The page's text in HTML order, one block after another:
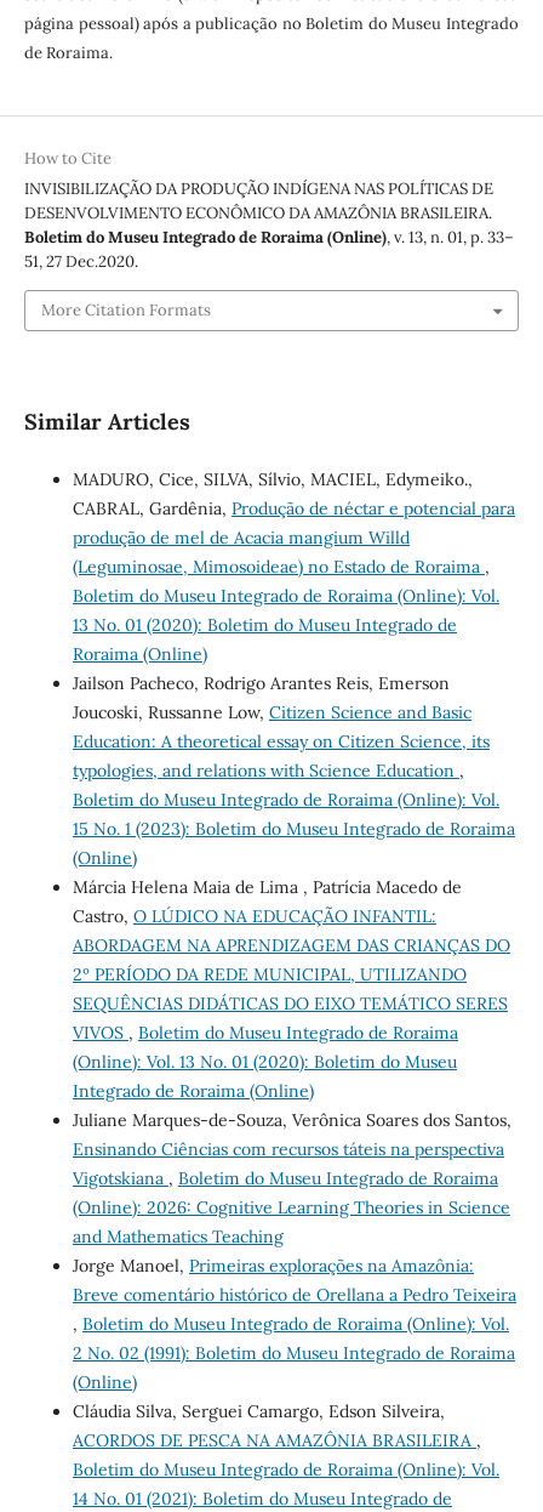
página pessoal) após a publicação no Boletim do Museu Integrado
de Roraima.
How to Cite
INVISIBILIZAÇÃO DA PRODUÇÃO INDÍGENA NAS POLÍTICAS DE
DESENVOLVIMENTO ECONÔMICO DA AMAZÔNIA BRASILEIRA.
Boletim do Museu Integrado de Roraima (Online), v. 13, n. 01, p. 33–
51, 27 Dec.2020.
More Citation Formats
Similar Articles
MADURO, Cice, SILVA, Sílvio, MACIEL, Edymeiko.,
CABRAL, Gardênia, Produção de néctar e potencial para
produção de mel de Acacia mangium Willd
(Leguminosae, Mimosoideae) no Estado de Roraima ,
Boletim do Museu Integrado de Roraima (Online): Vol.
13 No. 01 (2020): Boletim do Museu Integrado de
Roraima (Online)
Jailson Pacheco, Rodrigo Arantes Reis, Emerson
Joucoski, Russanne Low, Citizen Science and Basic
Education: A theoretical essay on Citizen Science, its
typologies, and relations with Science Education ,
Boletim do Museu Integrado de Roraima (Online): Vol.
15 No. 1 (2023): Boletim do Museu Integrado de Roraima
(Online)
Márcia Helena Maia de Lima , Patrícia Macedo de
Castro, O LÚDICO NA EDUCAÇÃO INFANTIL:
ABORDAGEM NA APRENDIZAGEM DAS CRIANÇAS DO
2º PERÍODO DA REDE MUNICIPAL, UTILIZANDO
SEQUÊNCIAS DIDÁTICAS DO EIXO TEMÁTICO SERES
VIVOS , Boletim do Museu Integrado de Roraima
(Online): Vol. 13 No. 01 (2020): Boletim do Museu
Integrado de Roraima (Online)
Juliane Marques-de-Souza, Verônica Soares dos Santos,
Ensinando Ciências com recursos táteis na perspectiva
Vigotskiana , Boletim do Museu Integrado de Roraima
(Online): 2026: Cognitive Learning Theories in Science
and Mathematics Teaching
Jorge Manoel, Primeiras explorações na Amazônia:
Breve comentário histórico de Orellana a Pedro Teixeira
, Boletim do Museu Integrado de Roraima (Online): Vol.
2 No. 02 (1991): Boletim do Museu Integrado de Roraima
(Online)
Cláudia Silva, Serguei Camargo, Edson Silveira,
ACORDOS DE PESCA NA AMAZÔNIA BRASILEIRA ,
Boletim do Museu Integrado de Roraima (Online): Vol.
14 No. 01 (2021): Boletim do Museu Integrado de